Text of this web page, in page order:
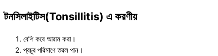
টনসিলাইটিস(Tonsillitis) এ করণীয়
বেশি করে আরাম করা।
প্রচুর পরিমাণে তরল পান।